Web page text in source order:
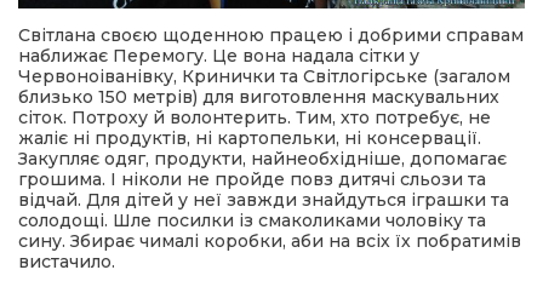
Світлана своєю щоденною працею і добрими справам
наближає Перемогу. Це вона надала сітки у
Червоноіванівку, Кринички та Світлогірське (загалом
близько 150 метрів) для виготовлення маскувальних
сіток. Потроху й волонтерить. Тим, хто потребує, не
жаліє ні продуктів, ні картопельки, ні консервації.
Закупляє одяг, продукти, найнеобхідніше, допомагає
грошима. І ніколи не пройде повз дитячі сльози та
відчай. Для дітей у неї завжди знайдуться іграшки та
солодощі. Шле посилки із смаколиками чоловіку та
сину. Збирає чималі коробки, аби на всіх їх побратимів
вистачило.